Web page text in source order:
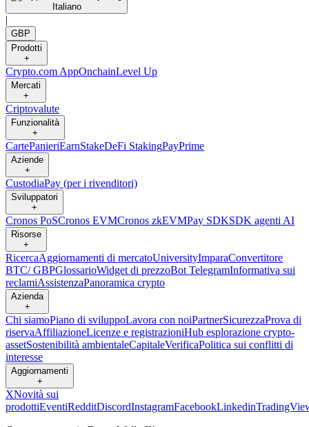
Italiano
|
GBP
Prodotti
+
Crypto.com AppOnchainLevel Up
Mercati
+
Criptovalute
Funzionalità
+
CartePanieriEarnStakeDeFi StakingPayPrime
Aziende
+
CustodiaPay (per i rivenditori)
Sviluppatori
+
Cronos PoSCronos EVMCronos zkEVMPay SDKSDK agenti AI
Risorse
+
RicercaAggiornamenti di mercatoUniversityImparaConvertitore
BTC/ GBPGlossarioWidget di prezzoBot TelegramInformativa sui
reclamiAssistenzaPanoramica crypto
Azienda
+
Chi siamoPiano di sviluppoLavora con noiPartnerSicurezzaProva di
riservaAffiliazioneLicenze e registrazioniHub esplorazione crypto-
assetSostenibilità ambientaleCapitaleVerificaPolitica sui conflitti di
interesse
Aggiornamenti
+
XNovità sui
prodottiEventiRedditDiscordInstagramFacebookLinkedin